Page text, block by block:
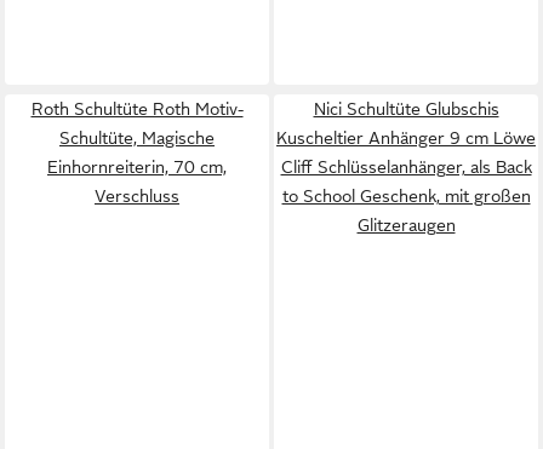
Roth Schultüte Roth Motiv-
Schultüte, Magische
Einhornreiterin, 70 cm,
Verschluss
Nici Schultüte Glubschis
Kuscheltier Anhänger 9 cm Löwe
Cliff Schlüsselanhänger, als Back
to School Geschenk, mit großen
Glitzeraugen